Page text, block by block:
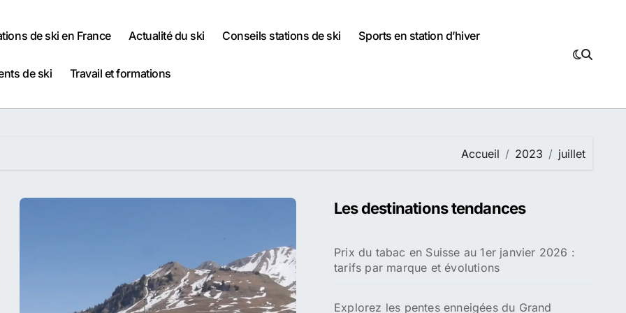
de ski en France Actualité du ski Conseils stations de ski Sports en station d’hiver
de ski Travail et formations
Accueil 2023 juillet
Les destinations tendances
Prix du tabac en Suisse au 1er janvier 2026 :
tarifs par marque et évolutions
Explorez les pentes enneigées du Grand